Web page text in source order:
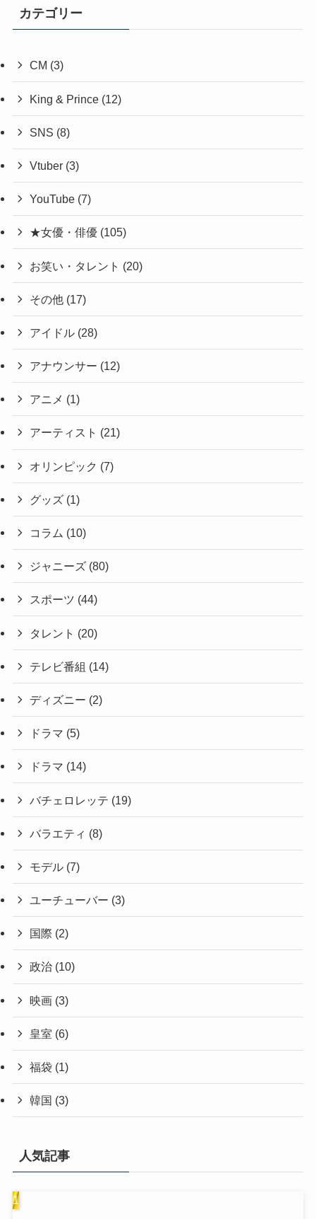
カテゴリー
CM (3)
King & Prince (12)
SNS (8)
Vtuber (3)
YouTube (7)
★女優・俳優 (105)
お笑い・タレント (20)
その他 (17)
アイドル (28)
アナウンサー (12)
アニメ (1)
アーティスト (21)
オリンピック (7)
グッズ (1)
コラム (10)
ジャニーズ (80)
スポーツ (44)
タレント (20)
テレビ番組 (14)
ディズニー (2)
ドラマ (5)
ドラマ (14)
バチェロレッテ (19)
バラエティ (8)
モデル (7)
ユーチューバー (3)
国際 (2)
政治 (10)
映画 (3)
皇室 (6)
福袋 (1)
韓国 (3)
人気記事